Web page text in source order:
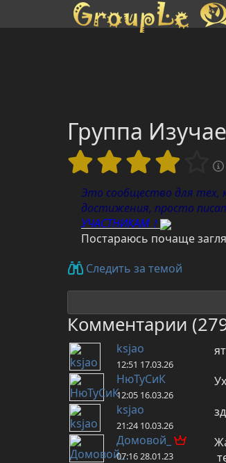
Группа
Это сообщество для тех,
достижения, просто
УЧАСТНИКАМ！
Постараюсь почаще
Следить за темой
Комментарии
ksjao
12:51 17.03.26
НюТуСиК
12:05 16.03.26
ksjao
21:24 10.03.26
Домовой_
07:16 28.01.23
Имя пользователя или произведение